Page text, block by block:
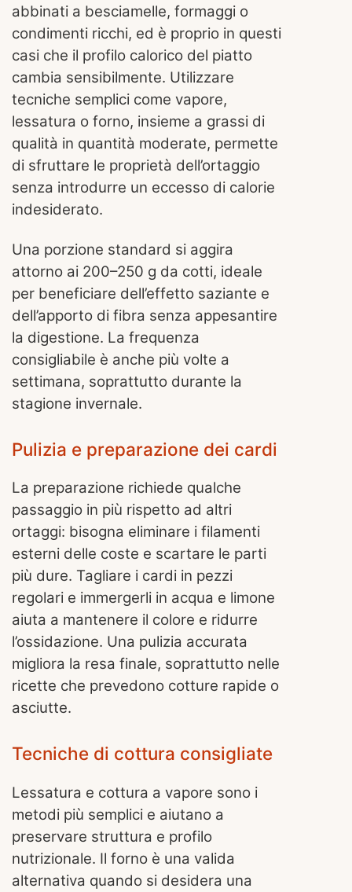
abbinati a besciamelle, formaggi o
condimenti ricchi, ed è proprio in questi
casi che il profilo calorico del piatto
cambia sensibilmente. Utilizzare
tecniche semplici come vapore,
lessatura o forno, insieme a grassi di
qualità in quantità moderate, permette
di sfruttare le proprietà dell’ortaggio
senza introdurre un eccesso di calorie
indesiderato.
Una porzione standard si aggira
attorno ai 200–250 g da cotti, ideale
per beneficiare dell’effetto saziante e
dell’apporto di fibra senza appesantire
la digestione. La frequenza
consigliabile è anche più volte a
settimana, soprattutto durante la
stagione invernale.
Pulizia e preparazione dei cardi
La preparazione richiede qualche
passaggio in più rispetto ad altri
ortaggi: bisogna eliminare i filamenti
esterni delle coste e scartare le parti
più dure. Tagliare i cardi in pezzi
regolari e immergerli in acqua e limone
aiuta a mantenere il colore e ridurre
l’ossidazione. Una pulizia accurata
migliora la resa finale, soprattutto nelle
ricette che prevedono cotture rapide o
asciutte.
Tecniche di cottura consigliate
Lessatura e cottura a vapore sono i
metodi più semplici e aiutano a
preservare struttura e profilo
nutrizionale. Il forno è una valida
alternativa quando si desidera una